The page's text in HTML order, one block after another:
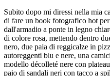
Subito dopo mi diressi nella mia
di fare un book fotografico hot
dall'armadio a ponte in legno
di colore rosa, mettendo dentro
nero, due paia di reggicalze in
autoreggenti blu e nere, una
modello décolleté nere con
paio di sandali neri con tacco a